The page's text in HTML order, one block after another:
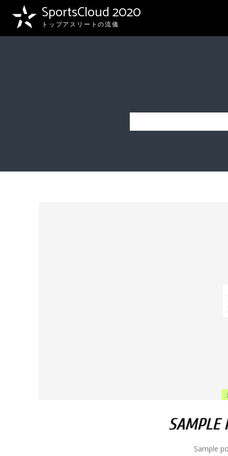
SportsCloud 2020
トップアスリートの流儀
SAMPLE
Sample